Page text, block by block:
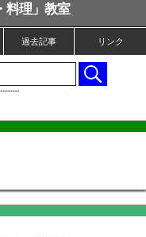
料理」教室
過去記事 リンク